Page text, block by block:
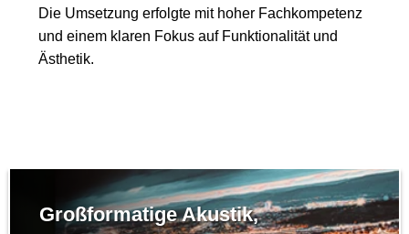
Die Umsetzung erfolgte mit hoher Fachkompetenz
und einem klaren Fokus auf Funktionalität und
Ästhetik.
Großformatige Akustik,